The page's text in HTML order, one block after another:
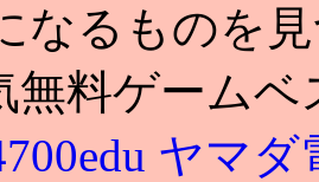
なるものを
無料ゲーム
ヤマ